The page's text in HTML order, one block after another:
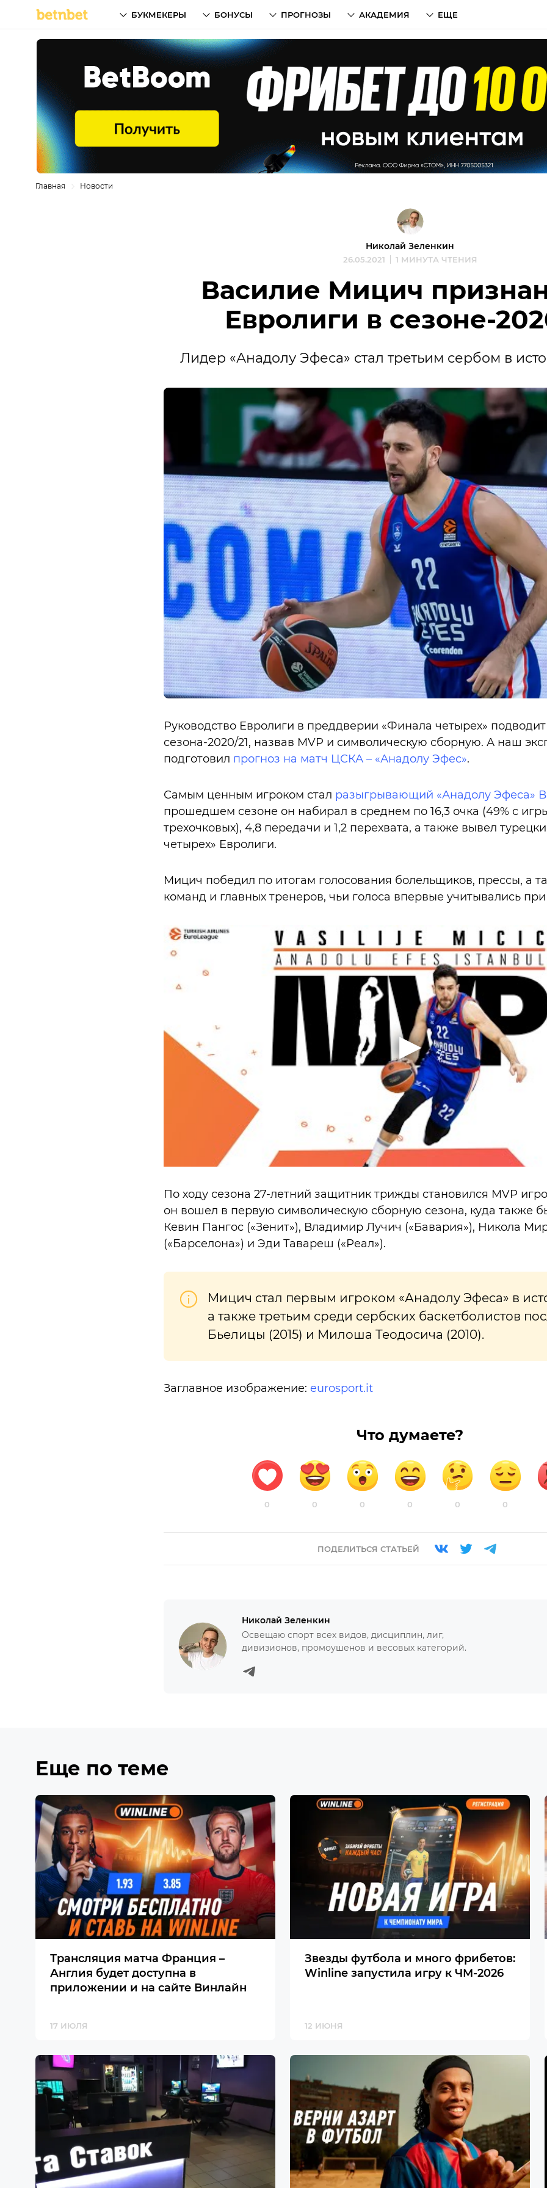
БУКМЕКЕРЫ БОНУСЫ ПРОГНОЗЫ АКАДЕМИЯ ЕЩЕ
Главная Новости
Николай Зеленкин
26.05.2021 1 МИНУТА ЧТЕНИЯ
Василие Мицич
Евролиги в сезоне-
Лидер «Анадолу Эфеса» стал третьим сербом в
Руководство Евролиги в преддверии «Финала четырех» подводит
сезона-2020/21, назвав MVP и символическую сборную. А наш
подготовил прогноз на матч ЦСКА – «Анадолу Эфес».
Самым ценным игроком стал разыгрывающий «Анадолу Эфеса»
прошедшем сезоне он набирал в среднем по 16,3 очка (49% с
трехочковых), 4,8 передачи и 1,2 перехвата, а также вывел
четырех» Евролиги.
Мицич победил по итогам голосования болельщиков, прессы, а
команд и главных тренеров, чьи голоса впервые учитывались
По ходу сезона 27-летний защитник трижды становился MVP
он вошел в первую символическую сборную сезона, куда также
Кевин Пангос («Зенит»), Владимир Лучич («Бавария»), Никола
(«Барселона») и Эди Тавареш («Реал»).
Мицич стал первым игроком «Анадолу Эфеса» в
а также третьим среди сербских баскетболистов
Бьелицы (2015) и Милоша Теодосича (2010).
Заглавное изображение: eurosport.it
Что думаете?
0 0 0 0 0 0
ПОДЕЛИТЬСЯ СТАТЬЕЙ
Николай Зеленкин
Освещаю спорт всех видов, дисциплин, лиг,
дивизионов, промоушенов и весовых категорий.
Еще по теме
Трансляция матча Франция –
Англия будет доступна в
приложении и на сайте Винлайн
17 ИЮЛЯ
Звезды футбола и много фрибетов:
Winline запустила игру к ЧМ-2026
12 ИЮНЯ